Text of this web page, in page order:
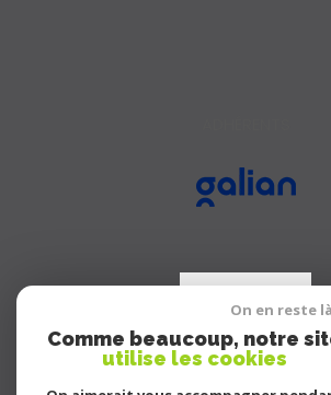
On en reste là
Comme beaucoup, notre
utilise les cookies